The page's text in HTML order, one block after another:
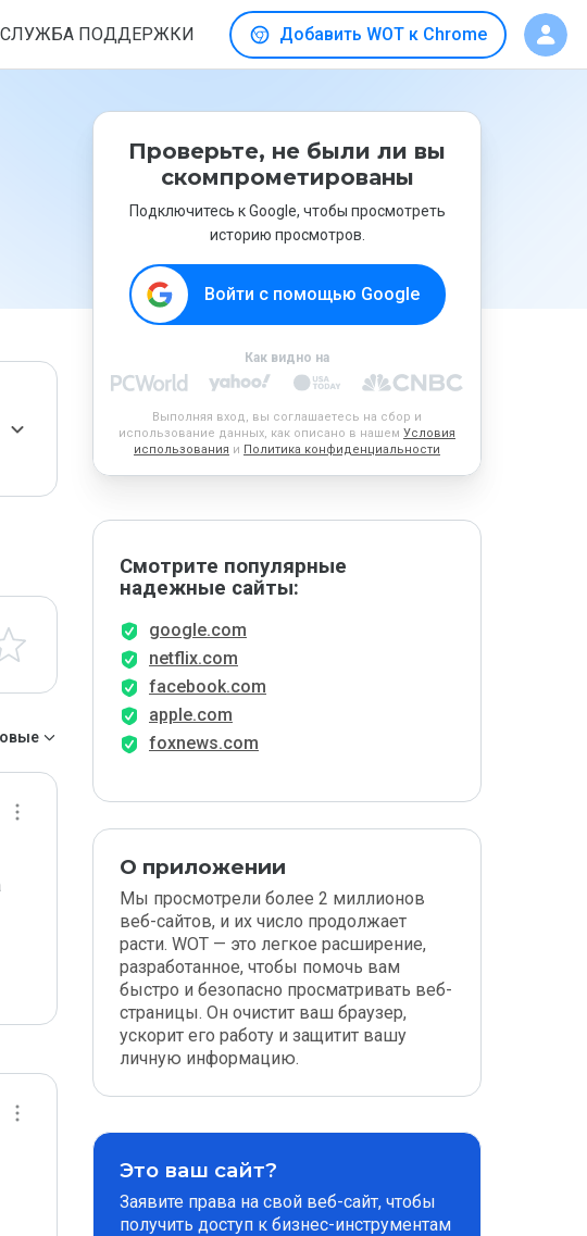
СЛУЖБА ПОДДЕРЖКИ Добавить WOT к Chrome
Проверьте, не были ли вы
скомпрометированы
Подключитесь к Google, чтобы просмотреть
историю просмотров.
Войти с помощью Google
Как видно на
Выполняя вход, вы соглашаетесь на сбор и
использование данных, как описано в нашем Условия
использования и Политика конфиденциальности
Смотрите популярные
надежные сайты:
google.com
netflix.com
facebook.com
apple.com
foxnews.com
О приложении
Мы просмотрели более 2 миллионов
веб-сайтов, и их число продолжает
расти. WOT — это легкое расширение,
разработанное, чтобы помочь вам
быстро и безопасно просматривать веб-
страницы. Он очистит ваш браузер,
ускорит его работу и защитит вашу
личную информацию.
Это ваш сайт?
Заявите права на свой веб-сайт, чтобы
получить доступ к бизнес-инструментам